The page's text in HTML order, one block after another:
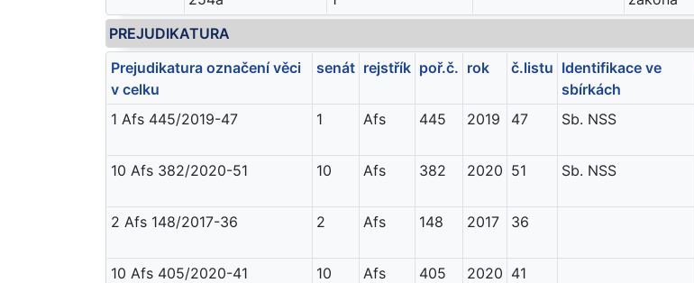
PREJUDIKATURA
Prejudikatura označení věci
v celku
senát rejstřík poř.č. rok č.listu Identifikace ve
sbírkách
1 Afs 445/2019-47 1 Afs 445 2019 47 Sb. NSS
10 Afs 382/2020-51 10 Afs 382 2020 51 Sb. NSS
2 Afs 148/2017-36 2 Afs 148 2017 36
10 Afs 405/2020-41 10 Afs 405 2020 41